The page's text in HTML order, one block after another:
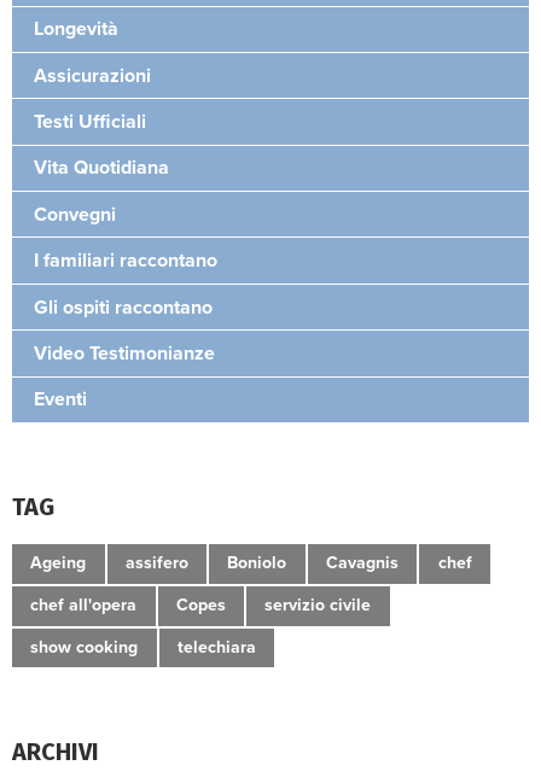
Longevità
Assicurazioni
Testi Ufficiali
Vita Quotidiana
Convegni
I familiari raccontano
Gli ospiti raccontano
Video Testimonianze
Eventi
TAG
Ageing assifero Boniolo Cavagnis chef
chef all'opera Copes servizio civile
show cooking telechiara
ARCHIVI